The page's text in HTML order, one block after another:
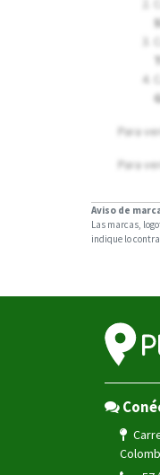
Para
Para
Aviso de
Las marcas,
indique lo